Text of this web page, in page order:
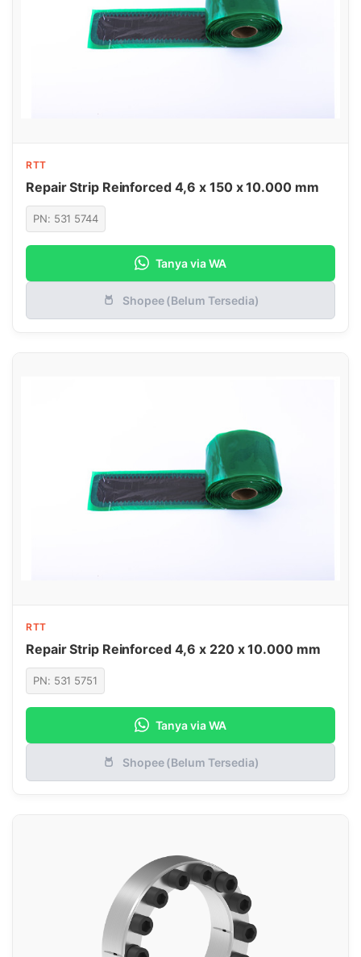
RTT
Repair Strip Reinforced 4,6 x 150 x 10.000 mm
PN: 531 5744
Tanya via WA
Shopee (Belum Tersedia)
RTT
Repair Strip Reinforced 4,6 x 220 x 10.000 mm
PN: 531 5751
Tanya via WA
Shopee (Belum Tersedia)